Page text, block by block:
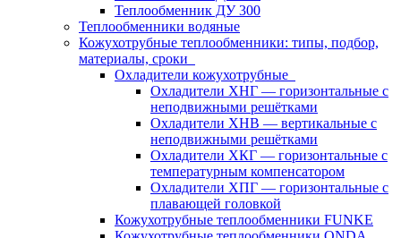
Теплообменник ДУ 300
Теплообменники водяные
Кожухотрубные теплообменники: типы, подбор,
материалы, сроки
Охладители кожухотрубные
Охладители ХНГ — горизонтальные с
неподвижными решётками
Охладители ХНВ — вертикальные с
неподвижными решётками
Охладители ХКГ — горизонтальные с
температурным компенсатором
Охладители ХПГ — горизонтальные с
плавающей головкой
Кожухотрубные теплообменники FUNKE